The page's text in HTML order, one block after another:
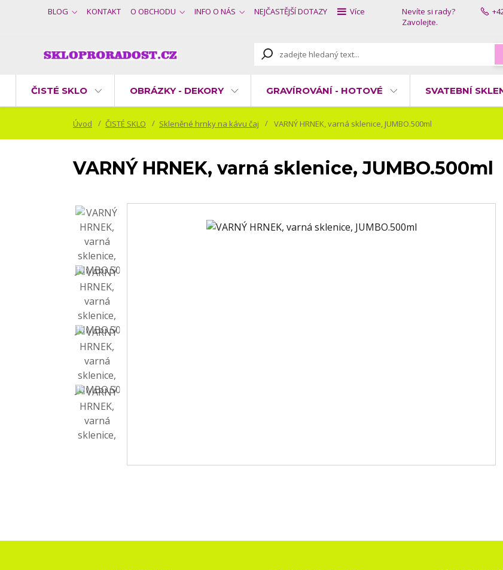
BLOG KONTAKT O OBCHODU INFO O NÁS NEJČASTĚJŠÍ DOTAZY Více
Nevíte si rady?
Zavolejte.
ČISTÉ SKLO OBRÁZKY - DEKORY GRAVÍROVÁNÍ - HOTOVÉ SVATEBNÍ
Úvod ČISTÉ SKLO Skleněné hrnky na kávu čaj VARNÝ HRNEK, varná sklenice, JUMBO.500ml
VARNÝ HRNEK, varná sklenice, JUMBO.500ml